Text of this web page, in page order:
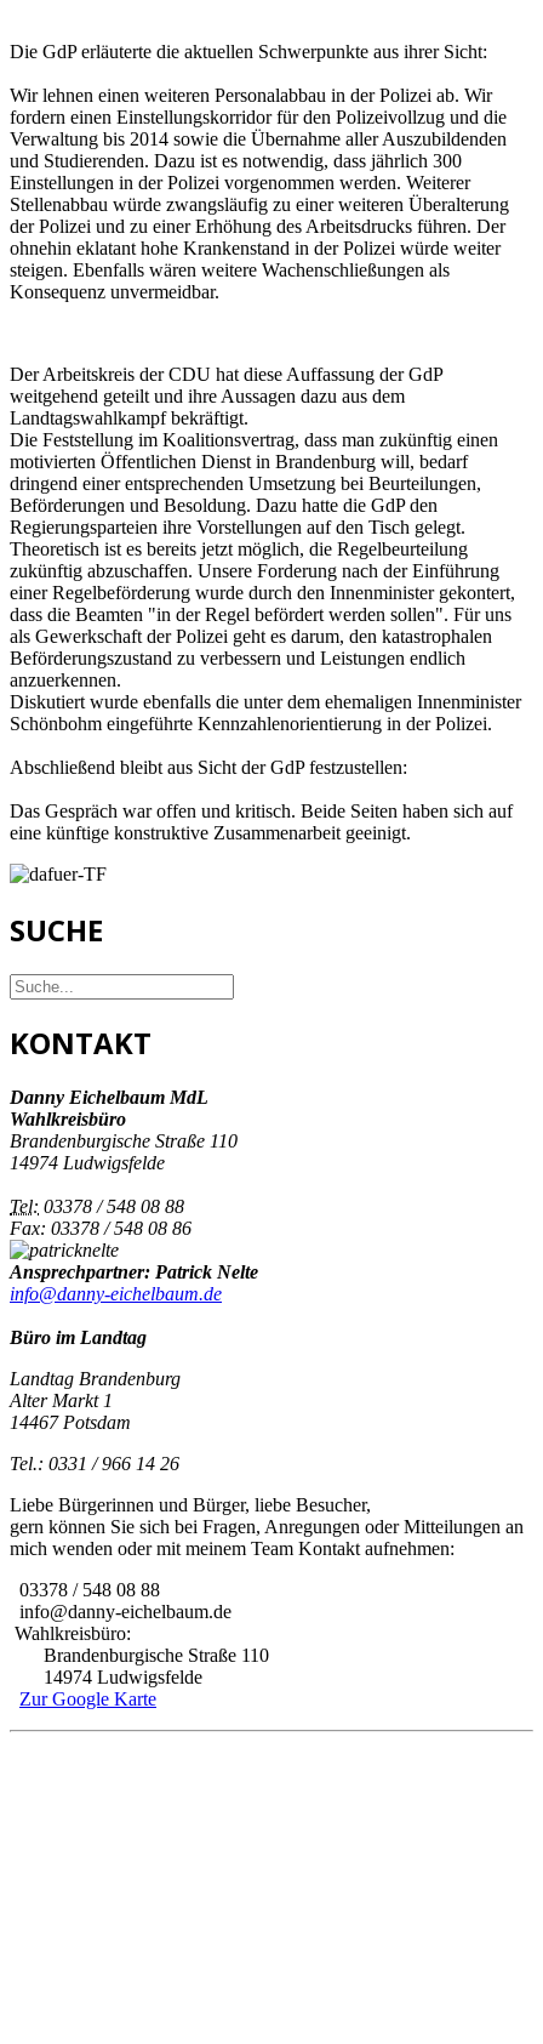
Die GdP erläuterte die aktuellen Schwerpunkte aus ihrer Sicht:
Wir lehnen einen weiteren Personalabbau in der Polizei ab. Wir
fordern einen Einstellungskorridor für den Polizeivollzug und die
Verwaltung bis 2014 sowie die Übernahme aller Auszubildenden
und Studierenden. Dazu ist es notwendig, dass jährlich 300
Einstellungen in der Polizei vorgenommen werden. Weiterer
Stellenabbau würde zwangsläufig zu einer weiteren Überalterung
der Polizei und zu einer Erhöhung des Arbeitsdrucks führen. Der
ohnehin eklatant hohe Krankenstand in der Polizei würde weiter
steigen. Ebenfalls wären weitere Wachenschließungen als
Konsequenz unvermeidbar.
Der Arbeitskreis der CDU hat diese Auffassung der GdP
weitgehend geteilt und ihre Aussagen dazu aus dem
Landtagswahlkampf bekräftigt.
Die Feststellung im Koalitionsvertrag, dass man zukünftig einen
motivierten Öffentlichen Dienst in Brandenburg will, bedarf
dringend einer entsprechenden Umsetzung bei Beurteilungen,
Beförderungen und Besoldung. Dazu hatte die GdP den
Regierungsparteien ihre Vorstellungen auf den Tisch gelegt.
Theoretisch ist es bereits jetzt möglich, die Regelbeurteilung
zukünftig abzuschaffen. Unsere Forderung nach der Einführung
einer Regelbeförderung wurde durch den Innenminister gekontert,
dass die Beamten "in der Regel befördert werden sollen". Für uns
als Gewerkschaft der Polizei geht es darum, den katastrophalen
Beförderungszustand zu verbessern und Leistungen endlich
anzuerkennen.
Diskutiert wurde ebenfalls die unter dem ehemaligen Innenminister
Schönbohm eingeführte Kennzahlenorientierung in der Polizei.
Abschließend bleibt aus Sicht der GdP festzustellen:
Das Gespräch war offen und kritisch. Beide Seiten haben sich auf
eine künftige konstruktive Zusammenarbeit geeinigt.
SUCHE
KONTAKT
Danny Eichelbaum MdL
Wahlkreisbüro
Brandenburgische Straße 110
14974 Ludwigsfelde
Tel: 03378 / 548 08 88
Fax: 03378 / 548 08 86
Ansprechpartner: Patrick Nelte
info@danny-eichelbaum.de
Büro im Landtag
Landtag Brandenburg
Alter Markt 1
14467 Potsdam
Tel.: 0331 / 966 14 26
Liebe Bürgerinnen und Bürger, liebe Besucher,
gern können Sie sich bei Fragen, Anregungen oder Mitteilungen an
mich wenden oder mit meinem Team Kontakt aufnehmen:
03378 / 548 08 88
info@danny-eichelbaum.de
Wahlkreisbüro:
Brandenburgische Straße 110
14974 Ludwigsfelde
Zur Google Karte